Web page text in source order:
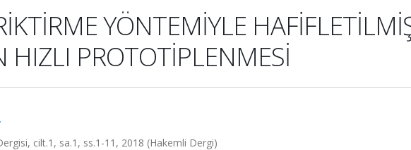
YÖNTEMİYLE
HIZLI PROTOTİPLENMESİ
cilt.1, sa.1, ss.1-11, 2018 (Hakemli Dergi)